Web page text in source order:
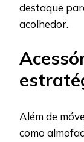
destaque
acolhedor.
Além de
como